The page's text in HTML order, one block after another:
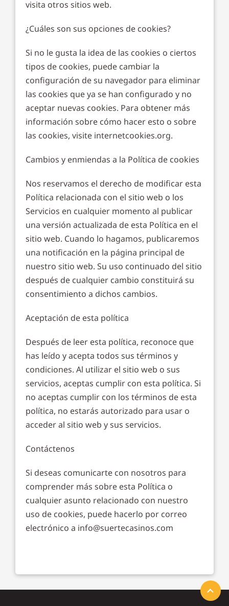
visita otros sitios web.
¿Cuáles son sus opciones de cookies?
Si no le gusta la idea de las cookies o ciertos
tipos de cookies, puede cambiar la
configuración de su navegador para eliminar
las cookies que ya se han configurado y no
aceptar nuevas cookies. Para obtener más
información sobre cómo hacer esto o sobre
las cookies, visite internetcookies.org.
Cambios y enmiendas a la Política de cookies
Nos reservamos el derecho de modificar esta
Política relacionada con el sitio web o los
Servicios en cualquier momento al publicar
una versión actualizada de esta Política en el
sitio web. Cuando lo hagamos, publicaremos
una notificación en la página principal de
nuestro sitio web. Su uso continuado del sitio
después de cualquier cambio constituirá su
consentimiento a dichos cambios.
Aceptación de esta política
Después de leer esta política, reconoce que
has leído y acepta todos sus términos y
condiciones. Al utilizar el sitio web o sus
servicios, aceptas cumplir con esta política. Si
no aceptas cumplir con los términos de esta
política, no estarás autorizado para usar o
acceder al sitio web y sus servicios.
Contáctenos
Si deseas comunicarte con nosotros para
comprender más sobre esta Política o
cualquier asunto relacionado con nuestro
uso de cookies, puede hacerlo por correo
electrónico a info@suertecasinos.com